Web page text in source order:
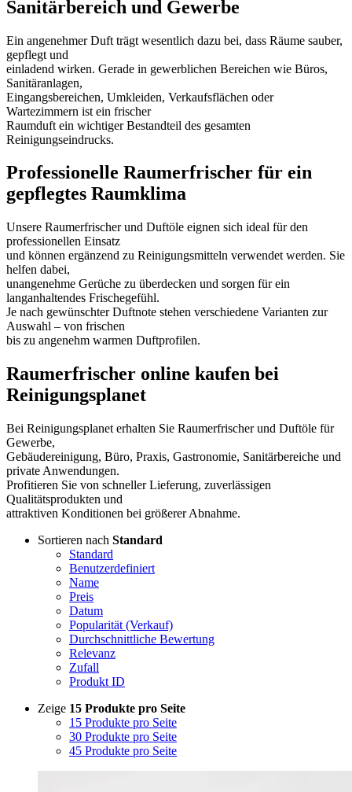
Sanitärbereich und Gewerbe
Ein angenehmer Duft trägt wesentlich dazu bei, dass Räume sauber,
gepflegt und
einladend wirken. Gerade in gewerblichen Bereichen wie Büros,
Sanitäranlagen,
Eingangsbereichen, Umkleiden, Verkaufsflächen oder
Wartezimmern ist ein frischer
Raumduft ein wichtiger Bestandteil des gesamten
Reinigungseindrucks.
Professionelle Raumerfrischer für ein
gepflegtes Raumklima
Unsere Raumerfrischer und Duftöle eignen sich ideal für den
professionellen Einsatz
und können ergänzend zu Reinigungsmitteln verwendet werden. Sie
helfen dabei,
unangenehme Gerüche zu überdecken und sorgen für ein
langanhaltendes Frischegefühl.
Je nach gewünschter Duftnote stehen verschiedene Varianten zur
Auswahl – von frischen
bis zu angenehm warmen Duftprofilen.
Raumerfrischer online kaufen bei
Reinigungsplanet
Bei Reinigungsplanet erhalten Sie Raumerfrischer und Duftöle für
Gewerbe,
Gebäudereinigung, Büro, Praxis, Gastronomie, Sanitärbereiche und
private Anwendungen.
Profitieren Sie von schneller Lieferung, zuverlässigen
Qualitätsprodukten und
attraktiven Konditionen bei größerer Abnahme.
Sortieren nach Standard
Standard
Benutzerdefiniert
Name
Preis
Datum
Popularität (Verkauf)
Durchschnittliche Bewertung
Relevanz
Zufall
Produkt ID
Zeige 15 Produkte pro Seite
15 Produkte pro Seite
30 Produkte pro Seite
45 Produkte pro Seite